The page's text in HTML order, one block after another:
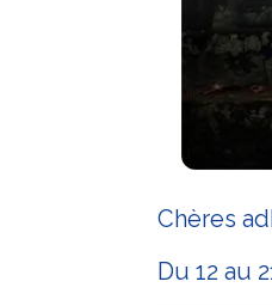
Chères
Du 12 au